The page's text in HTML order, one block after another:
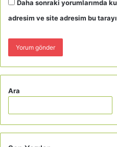
Daha sonraki yorumlarımda
adresim ve site adresim bu
Ara